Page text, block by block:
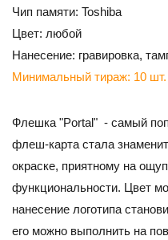
Чип памяти: Toshiba
Цвет: любой
Нанесение: гравировка,
Минимальный тираж: 10 шт.
Флешка "Portal" - самый
флеш-карта стала
окраске, приятному на
функциональности. Цвет
нанесение логотипа
его можно выполнить на